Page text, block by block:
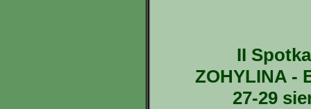
II
ZOHYLINA -
27-29